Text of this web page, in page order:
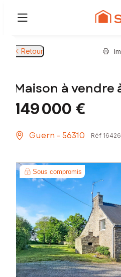
Retour
Maison à vendre
149 000 €
Guern - 56310 Réf
Sous compromis